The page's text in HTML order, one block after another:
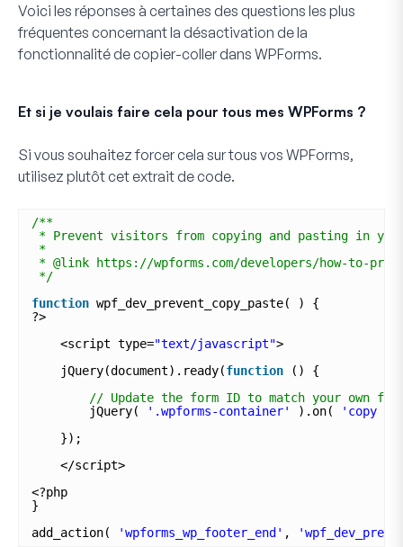
Voici les réponses à certaines des questions les plus
fréquentes concernant la désactivation de la
fonctionnalité de copier-coller dans WPForms.
Et si je voulais faire cela pour tous mes WPForms ?
Si vous souhaitez forcer cela sur tous vos WPForms,
utilisez plutôt cet extrait de code.
/**
* Prevent visitors from copying and pasting in
*
* @link https://wpforms.com/developers/how-to-
*/
function wpf_dev_prevent_copy_paste( ) {
?>
<script type="text/javascript">
jQuery(document).ready(function
() {
// Update the form ID to match your own
jQuery(
'.wpforms-container' ).on(
'copy
});
</script>
<?php
}
add_action(
'wpforms_wp_footer_end' ,